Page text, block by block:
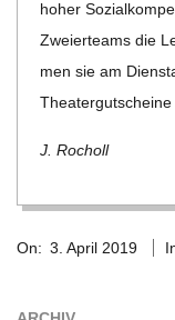
S
C
H
M
I
hoher
Zwei­er­teams die
men sie am
Thea­ter­gut­scheine
J. Rocholl
04-
On: 3. April 2019